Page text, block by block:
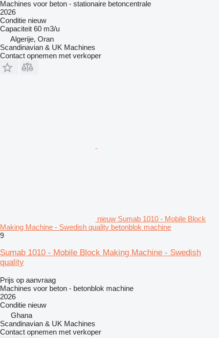
Machines voor beton - stationaire betoncentrale
2026
Conditie nieuw
Capaciteit 60 m3/u
Algerije, Oran
Scandinavian & UK Machines
Contact opnemen met verkoper
nieuw Sumab 1010 - Mobile Block
Making Machine - Swedish quality betonblok machine
9
Sumab 1010 - Mobile Block Making Machine - Swedish
quality
Prijs op aanvraag
Machines voor beton - betonblok machine
2026
Conditie nieuw
Ghana
Scandinavian & UK Machines
Contact opnemen met verkoper